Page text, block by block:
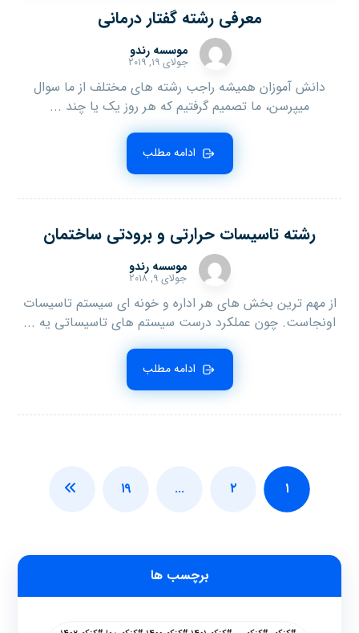
معرفی رشته گفتار درمانی
موسسه رندو
جولای ۱۹, ۲۰۱۹
دانش آموزان همیشه راجب رشته های مختلف از ما سوال
میپرسن، ما تصمیم گرفتیم که هر روز یک یا چند ...
ادامه مطلب
رشته تاسیسات حرارتی و برودتی ساختمان
موسسه رندو
جولای ۹, ۲۰۱۸
از مهم ترین بخش های هر اداره و خونه ای سیستم تاسیسات
اونجاست. چون عملکرد درست سیستم های تاسیساتی یه ...
ادامه مطلب
۱ ۲ … ۱۹
برچسب ها